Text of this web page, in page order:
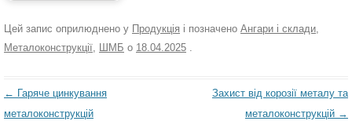
Цей запис оприлюднено у Продукція і позначено Ангари і склади
Металоконструкції ШМБ о 18.04.2025
Навігація
по
← Гаряче цинкування
металоконструкцій
Захист від корозії металу та
металоконструкцій →